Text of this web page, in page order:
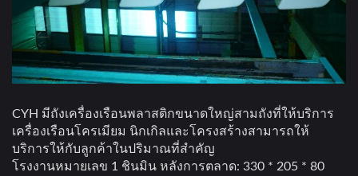
CYH มีถังเครื่องเรือนพลาสติกขนาดใหญ่สามถังที่ให้บริการ
เครื่องเรือนโครเมียม นิกเกิลและโครงสร้างสามารถให้
บริการให้กับลูกค้าในปริมาณที่สำคัญ
โรงงานหมายเลข 1 ชินมิน หลังการตลาด: 330 * 205 * 80